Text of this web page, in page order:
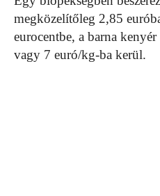
megközelítőleg 2,85
eurocentbe, a barna
vagy 7 euró/kg-ba kerül.